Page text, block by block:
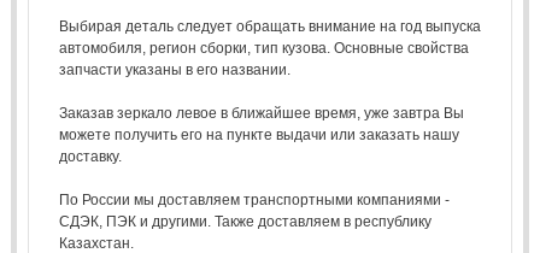
Выбирая деталь следует обращать внимание на год выпуска
автомобиля, регион сборки, тип кузова. Основные свойства
запчасти указаны в его названии.
Заказав зеркало левое в ближайшее время, уже завтра Вы
можете получить его на пункте выдачи или заказать нашу
доставку.
По России мы доставляем транспортными компаниями -
СДЭК, ПЭК и другими. Также доставляем в республику
Казахстан.